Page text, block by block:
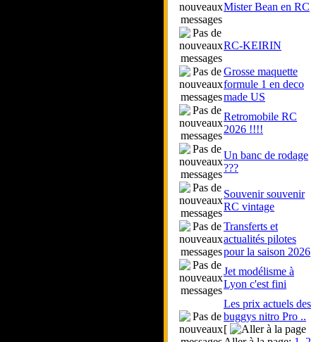
Mister Bean en RC
RC-KEIRIN
Grosse maquette
formule 1 en deco
made US
Retromobile RC
2026 !!!!
Un banc de rodage
???
Souvenir souvenir
RC vintage
Transferts et
actualités pilotes
pour la saison 2026
Jet modélisme à
Lyon c'est fini
Les prix actuels des
buggys nitro Pro ..
[